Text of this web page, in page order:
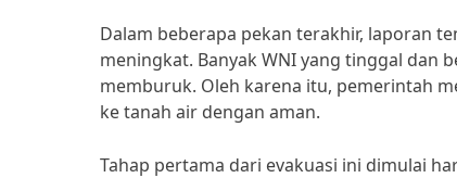
Dalam beberapa pekan terakhir, laporan
meningkat. Banyak WNI yang tinggal dan
memburuk. Oleh karena itu, pemerintah
ke tanah air dengan aman.
Tahap pertama dari evakuasi ini dimulai